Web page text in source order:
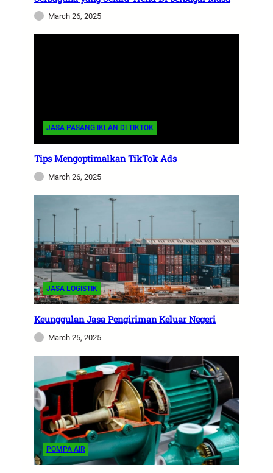
March 26, 2025
JASA PASANG IKLAN DI TIKTOK
Tips Mengoptimalkan TikTok Ads
March 26, 2025
JASA LOGISTIK
Keunggulan Jasa Pengiriman Keluar Negeri
March 25, 2025
POMPA AIR